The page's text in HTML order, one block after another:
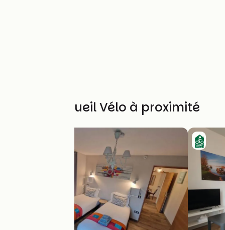
Autres Accueil Vélo à proximité